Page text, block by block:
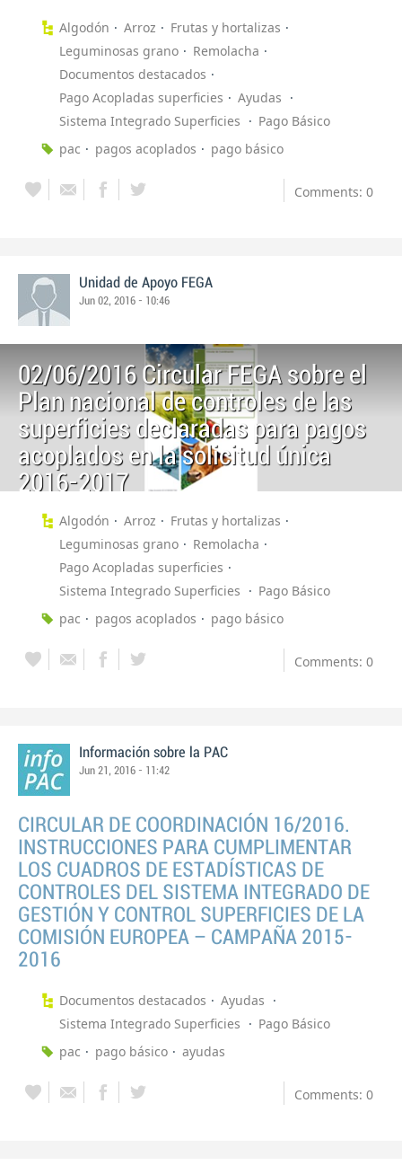
Algodón Arroz
Frutas y hortalizas
Leguminosas grano
Remolacha
Documentos destacados
Pago Acopladas superficies
Ayudas
Sistema Integrado Superficies
Pago Básico
pac
pagos acoplados pago básico
Comments: 0
Unidad de Apoyo FEGA
Jun 02, 2016 - 10:46
02/06/2016 Circular FEGA sobre el
Plan nacional de controles de las
superficies declaradas para pagos
acoplados en la solicitud única
2016-2017
Algodón Arroz
Frutas y hortalizas
Leguminosas grano
Remolacha
Pago Acopladas superficies
Sistema Integrado Superficies
Pago Básico
pac
pagos acoplados pago básico
Comments: 0
Información sobre la PAC
Jun 21, 2016 - 11:42
CIRCULAR DE COORDINACIÓN 16/2016.
INSTRUCCIONES PARA CUMPLIMENTAR
LOS CUADROS DE ESTADÍSTICAS DE
CONTROLES DEL SISTEMA INTEGRADO DE
GESTIÓN Y CONTROL SUPERFICIES DE LA
COMISIÓN EUROPEA – CAMPAÑA 2015-
2016
Documentos destacados
Ayudas
Sistema Integrado Superficies
Pago Básico
pac
pago básico ayudas
Comments: 0